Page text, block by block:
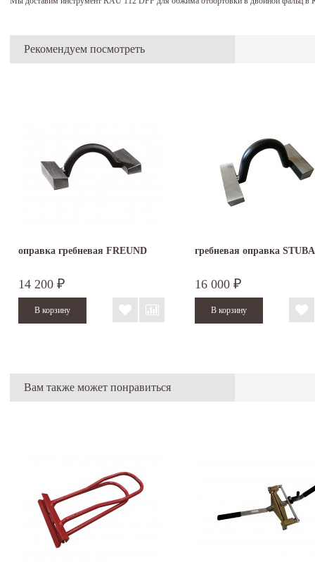
Рекомендуем посмотреть
оправка гребневая FREUND
14 200 ₽
гребневая оправка
16 000 ₽
Вам также может понравиться